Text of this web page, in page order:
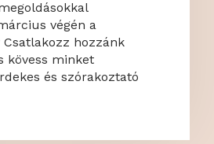
végén a
Csatlakozz hozzánk
kövess minket
és szórakoztató